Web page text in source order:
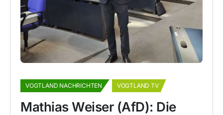
VOGTLAND NACHRICHTEN VOGTLAND TV
Mathias Weiser (AfD): Die